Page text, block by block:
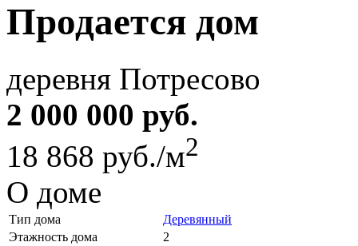
Продается дом
деревня Потресово
2 000 000 руб.
18 868 руб./м2
О доме
Тип дома
Деревянный
Этажность дома
2